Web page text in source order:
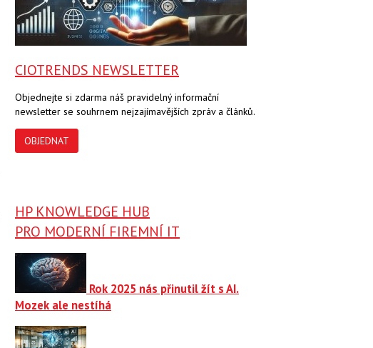
CIOTRENDS NEWSLETTER
Objednejte si zdarma náš pravidelný informační
newsletter se souhrnem nejzajímavějších zpráv a článků.
OBJEDNAT
HP KNOWLEDGE HUB
PRO MODERNÍ FIREMNÍ IT
Rok 2025 nás přinutil žít s AI.
Mozek ale nestíhá